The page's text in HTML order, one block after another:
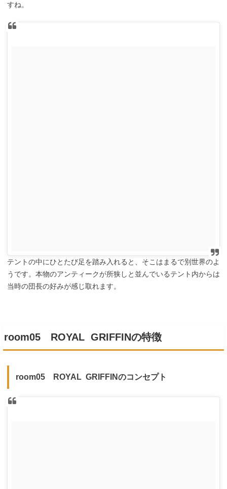
すね。
テントの中にひとたび足を踏み入れると、そこはまるで別世界のよ
うです。本物のアンティークが所狭しと並んでいるテント内からは
当時の団長の好みが感じ取れます。
room05 ROYAL GRIFFINの特徴
room05 ROYAL GRIFFINのコンセプト